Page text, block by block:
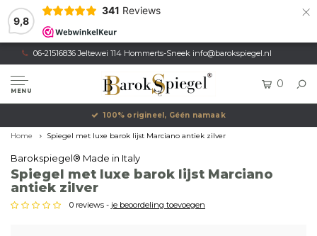
9,8
341 Reviews ×
06-21516836 Jeltewei 114 Hommerts-Sneek info@barokspiegel.nl
MENU
0
100% origineel, Géén namaak
Home Spiegel met luxe barok lijst Marciano antiek zilver
Barokspiegel® Made in Italy
Spiegel met luxe barok lijst Marciano
antiek zilver
0 reviews - je beoordeling toevoegen